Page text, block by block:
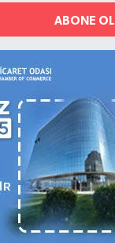
ABONE OL